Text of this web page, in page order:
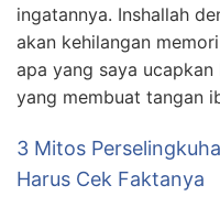
ingatannya. Inshallah
akan kehilangan
apa yang saya
yang membuat tangan
3 Mitos
Harus Cek Faktanya